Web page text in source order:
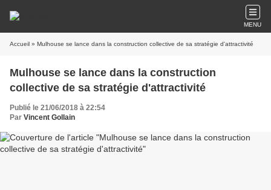
MENU
Accueil » Mulhouse se lance dans la construction collective de sa stratégie d'attractivité
Mulhouse se lance dans la construction
collective de sa stratégie d'attractivité
Publié le 21/06/2018 à 22:54
Par Vincent Gollain